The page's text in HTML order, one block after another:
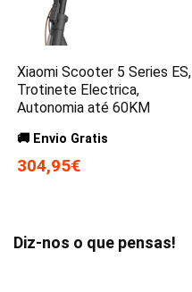
Xiaomi Scooter 5 Series ES,
Trotinete Electrica,
Autonomia até 60KM
🚚 Envio Gratis
304,95€
Diz-nos o que pensas!